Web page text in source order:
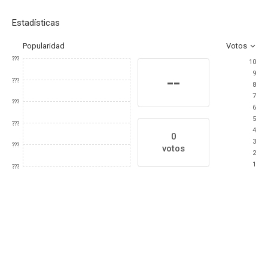
Estadísticas
Popularidad Votos
???
???
???
???
???
???
--
0
votos
10
9
8
7
6
5
4
3
2
1